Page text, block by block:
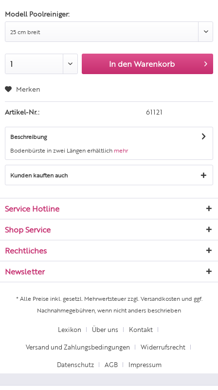
Modell Poolreiniger:
In den Warenkorb
Merken
Artikel-Nr.: 61121
Beschreibung
Bodenbürste in zwei Längen erhältlich mehr
Kunden kauften auch
Service Hotline
Shop Service
Rechtliches
Newsletter
* Alle Preise inkl. gesetzl. Mehrwertsteuer zzgl.Versandkostenund ggf.
Nachnahmegebühren, wenn nicht anders beschrieben
Lexikon Über uns Kontakt
Versand und Zahlungsbedingungen Widerrufsrecht
Datenschutz AGB Impressum